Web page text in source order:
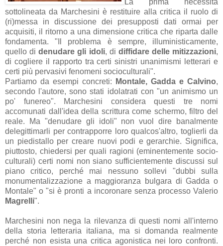
La prima necessità
sottolineata da Marchesini è restituire alla critica il ruolo di
(ri)messa in discussione dei presupposti dati ormai per
acquisiti, il ritorno a una dimensione critica che riparta dalle
fondamenta. "Il problema è sempre, illuministicamente,
quello didenudare gli idoli, di diffidare delle mitizzazioni,
di cogliere il rapporto tra certi sinistri unanimismi letterari e
certi più pervasivi fenomeni socioculturali".
Partiamo da esempi concreti:
Montale, Gadda e Calvino,
secondo l'autore, sono stati idolatrati con "un animismo un
po' funereo". Marchesini considera questi tre nomi
accomunati dall'idea della scrittura come schermo, filtro del
reale. Ma "denudare gli idoli" non vuol dire banalmente
delegittimarli per contrapporre loro qualcos'altro, toglierli da
un piedistallo per creare nuovi podi e gerarchie. Significa,
piuttosto, chiedersi per quali ragioni (eminentemente socio-
culturali) certi nomi non siano sufficientemente discussi sul
piano critico, perché mai nessuno sollevi "dubbi sulla
monumentalizzazione a maggioranza bulgara di Gadda o
Montale" o "si è pronti a incoronare senza processo Valerio
Magrelli".
Marchesini non nega la rilevanza di questi nomi all'interno
della storia letteraria italiana, ma si domanda realmente
perché non esista una critica agonistica nei loro confronti.